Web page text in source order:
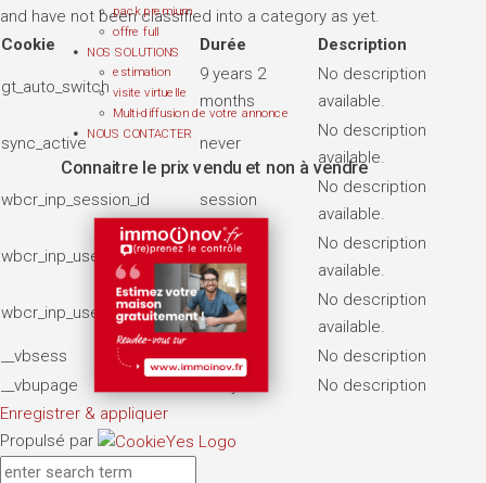
and have not been classified into a category as yet.
Cookie
Durée Description
gt_auto_switch
9 years 2
months
No description
available.
sync_active never
No description
available.
wbcr_inp_session_id session
No description
available.
wbcr_inp_user_page_views 7 days
No description
available.
wbcr_inp_user_visits 2 months
No description
available.
__vbsess
7 days
No description
__vbupage
No description
Enregistrer & appliquer
Propulsé par
pack premium
offre full
NOS SOLUTIONS
estimation
visite virtuelle
Multi-diffusion de votre annonce
NOUS CONTACTER
Connaitre le prix vendu et non à vendre